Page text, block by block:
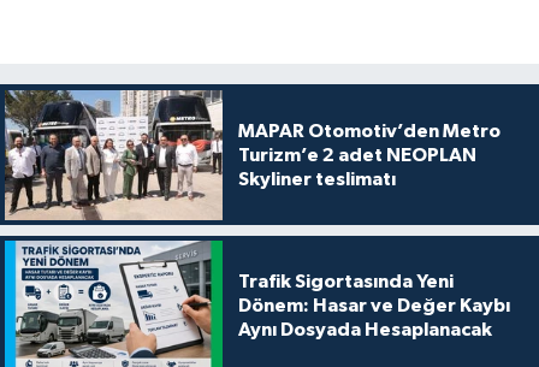
MAPAR Otomotiv’den Metro
Turizm’e 2 adet NEOPLAN
Skyliner teslimatı
Trafik Sigortasında Yeni
Dönem: Hasar ve Değer Kaybı
Aynı Dosyada Hesaplanacak